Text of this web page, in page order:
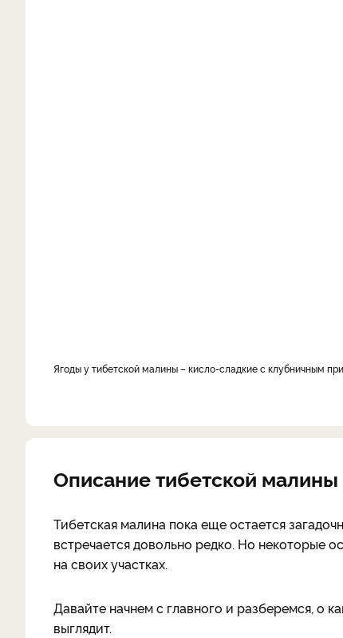
Ягоды у тибетской малины – кисло-сладкие с клубничным
Описание тибетской малины
Тибетская малина пока еще остается
встречается довольно редко. Но некоторые
на своих участках.
Давайте начнем с главного и разберемся, о
выглядит.